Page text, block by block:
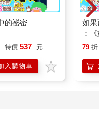
的祕密
特價 537 元
入購物車
如
：
喵
79 折